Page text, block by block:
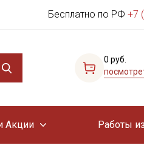
Бесплатно по РФ +7
0 руб.
Акции Работы